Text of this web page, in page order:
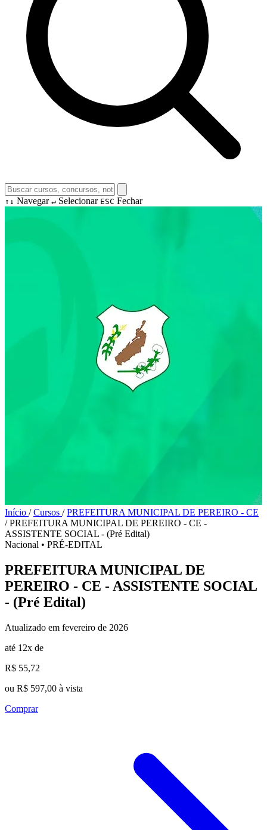
↑↓ Navegar ↵ Selecionar ESC Fechar
Início / Cursos / PREFEITURA MUNICIPAL DE PEREIRO - CE
/ PREFEITURA MUNICIPAL DE PEREIRO - CE -
ASSISTENTE SOCIAL - (Pré Edital)
Nacional • PRÉ-EDITAL
PREFEITURA MUNICIPAL DE
PEREIRO - CE - ASSISTENTE SOCIAL
- (Pré Edital)
Atualizado em fevereiro de 2026
até 12x de
R$ 55,72
ou R$ 597,00 à vista
Comprar